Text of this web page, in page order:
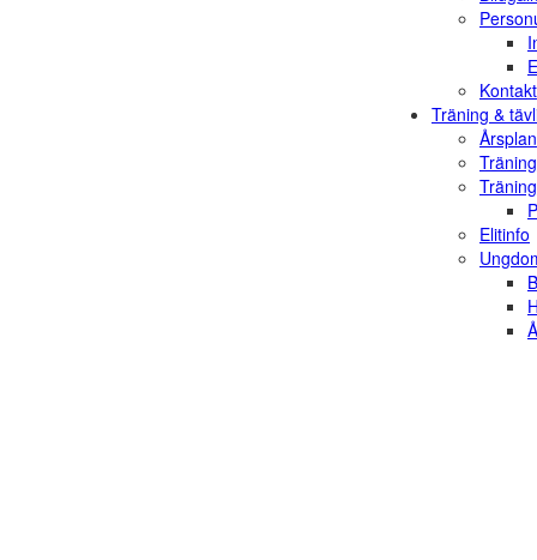
Kontakt
Träning &
Årsplan
Elitinfo